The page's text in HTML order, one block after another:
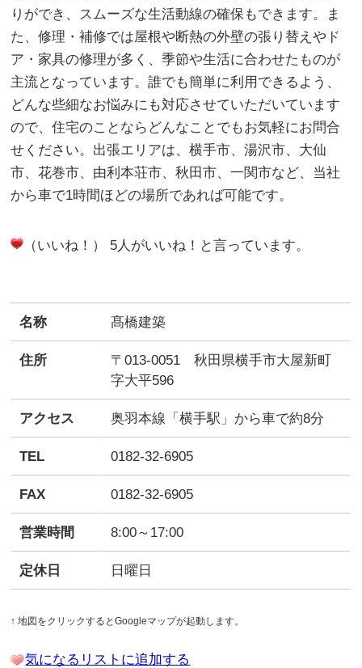
りができ、スムーズな生活動線の確保もできます。ま
た、修理・補修では屋根や断熱の外壁の張り替えやド
ア・家具の修理が多く、季節や生活に合わせたものが
主流となっています。誰でも簡単に利用できるよう、
どんな些細なお悩みにも対応させていただいています
ので、住宅のことならどんなことでもお気軽にお問合
せください。出張エリアは、横手市、湯沢市、大仙
市、花巻市、由利本荘市、秋田市、一関市など、当社
から車で1時間ほどの場所であれば可能です。
（いいね！） 5人がいいね！と言っています。
名称 髙橋建築
住所
〒013-0051 秋田県横手市大屋新町
字大平596
アクセス 奥羽本線「横手駅」から車で約8分
TEL 0182-32-6905
FAX 0182-32-6905
営業時間 8:00～17:00
定休日 日曜日
↑ 地図をクリックするとGoogleマップが起動します。
気になるリストに追加する